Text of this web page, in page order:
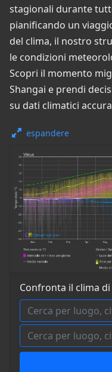
stagionali durante
pianificando un
del clima, il nostro
le condizioni
Scopri il momento
Shangai e prendi
su dati climatici
espandere
Confronta il clima